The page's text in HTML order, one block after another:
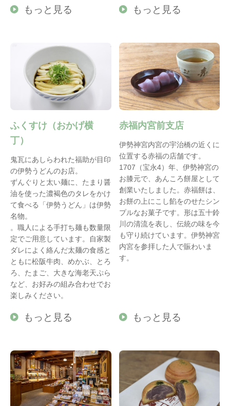
もっと見る もっと見る
ふくすけ（おかげ横
丁）
鬼瓦にあしらわれた福助が目印
の伊勢うどんのお店。
ずんぐりと太い麺に、たまり醤
油を使った濃褐色のタレをかけ
て食べる「伊勢うどん」は伊勢
名物。
。職人による手打ち麺も数量限
定でご用意しています。自家製
ダレによく絡んだ太麺の食感と
ともに松阪牛肉、めかぶ、とろ
ろ、たまご、大きな海老天ぷら
など、お好みの組み合わせでお
楽しみください。
もっと見る
赤福内宮前支店
伊勢神宮内宮の宇治橋の近くに
位置する赤福の店舗です。
1707（宝永4）年、伊勢神宮の
お膝元で、あんころ餅屋として
創業いたしました。赤福餅は、
お餅の上にこし餡をのせたシン
プルなお菓子です。形は五十鈴
川の清流を表し、伝統の味を今
も守り続けています。伊勢神宮
内宮を参拝した人で賑わいま
す。
もっと見る